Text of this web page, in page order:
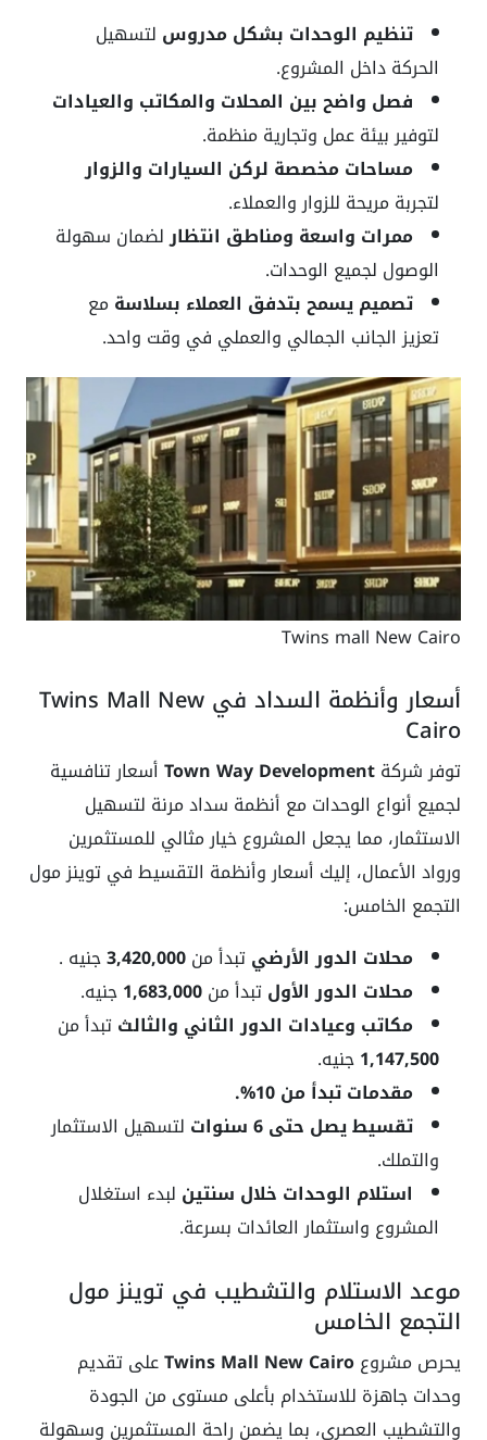
تنظيم الوحدات بشكل مدروس لتسهيل
الحركة داخل المشروع.
فصل واضح بين المحلات والمكاتب والعيادات
لتوفير بيئة عمل وتجارية منظمة.
مساحات مخصصة لركن السيارات والزوار
لتجربة مريحة للزوار والعملاء.
ممرات واسعة ومناطق انتظارلضمان سهولة
الوصول لجميع الوحدات.
تصميم يسمح بتدفق العملاء بسلاسة مع
تعزيز الجانب الجمالي والعملي في وقت واحد.
Twins mall New Cairo
أسعار وأنظمة السداد في Twins Mall New
Cairo
توفر شركةTown Way Developmentأسعار تنافسية
لجميع أنواع الوحدات مع أنظمة سداد مرنة لتسهيل
الاستثمار، مما يجعل المشروع خيار مثالي للمستثمرين
ورواد الأعمال، إليك أسعار وأنظمة التقسيط في توينز مول
التجمع الخامس:
محلات الدور الأرضيتبدأ من3,420,000جنيه .
محلات الدور الأولتبدأ من1,683,000جنيه.
مكاتب وعيادات الدور الثاني والثالثتبدأ من
1,147,500جنيه.
مقدمات تبدأ من 10%.
تقسيط يصل حتى 6 سنوات
لتسهيل الاستثمار
والتملك.
استلام الوحدات خلال سنتين لبدء استغلال
المشروع واستثمار العائدات بسرعة.
موعد الاستلام والتشطيب في توينز مول
التجمع الخامس
يحرص مشروعTwins Mall New Cairoعلى تقديم
وحدات جاهزة للاستخدام بأعلى مستوى من الجودة
والتشطيب العصري، بما يضمن راحة المستثمرين وسهولة